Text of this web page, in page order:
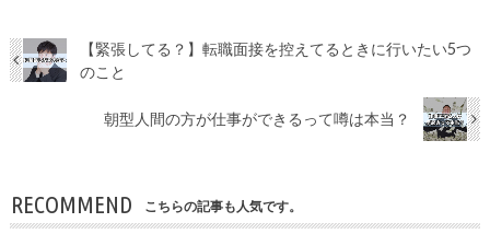
【緊張してる？】転職面接を控えてるときに行いたい5つ
のこと
朝型人間の方が仕事ができるって噂は本当？
RECOMMEND こちらの記事も人気です。